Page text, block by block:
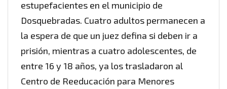
estupefacientes en el municipio de
Dosquebradas. Cuatro adultos permanecen a
la espera de que un juez defina si deben ir a
prisión, mientras a cuatro adolescentes, de
entre 16 y 18 años, ya los trasladaron al
Centro de Reeducación para Menores